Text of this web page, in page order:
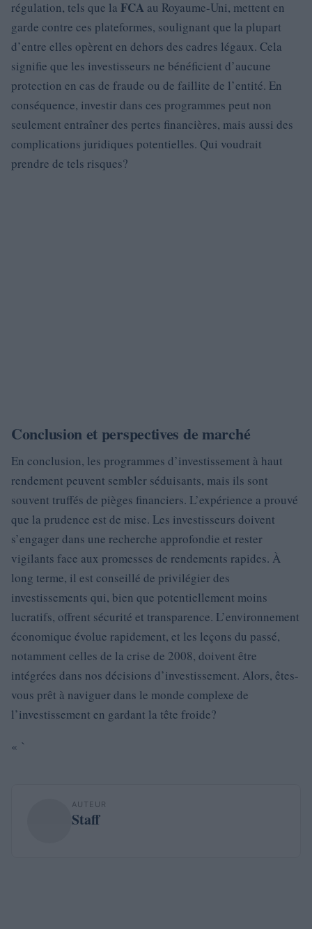
régulation, tels que la FCA au Royaume-Uni, mettent en
garde contre ces plateformes, soulignant que la plupart
d’entre elles opèrent en dehors des cadres légaux. Cela
signifie que les investisseurs ne bénéficient d’aucune
protection en cas de fraude ou de faillite de l’entité. En
conséquence, investir dans ces programmes peut non
seulement entraîner des pertes financières, mais aussi des
complications juridiques potentielles. Qui voudrait
prendre de tels risques?
Conclusion et perspectives de marché
En conclusion, les programmes d’investissement à haut
rendement peuvent sembler séduisants, mais ils sont
souvent truffés de pièges financiers. L’expérience a prouvé
que la prudence est de mise. Les investisseurs doivent
s’engager dans une recherche approfondie et rester
vigilants face aux promesses de rendements rapides. À
long terme, il est conseillé de privilégier des
investissements qui, bien que potentiellement moins
lucratifs, offrent sécurité et transparence. L’environnement
économique évolue rapidement, et les leçons du passé,
notamment celles de la crise de 2008, doivent être
intégrées dans nos décisions d’investissement. Alors, êtes-
vous prêt à naviguer dans le monde complexe de
l’investissement en gardant la tête froide?
« `
AUTEUR
Staff